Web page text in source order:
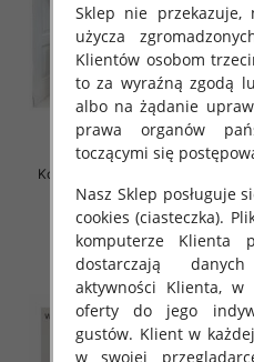
Komplet damskie Roz Standard,
Mix Kolor Paczka 6 szt
65.00 zł
szczegóły
Sklep nie
użycza
Klientów osobom
to za wyraźną zgodą
albo na żądanie
prawa organów
toczącymi się
Nasz Sklep posługuje
cookies (ciasteczka).
komputerze Klienta
dostarczają
aktywności Klienta,
oferty do jego
gustów. Klient w
w swojej